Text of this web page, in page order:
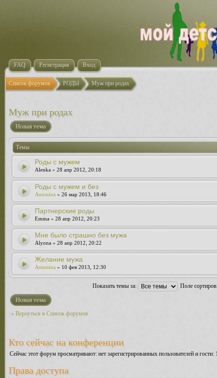
FAQ Регистрация Вход
Список форумов РОДЫ Муж при родах
Муж при родах
Новая тема
Темы
Роды с мужем
Alenka » 28 апр 2012, 20:18
Роды с мужем и без
Antonina » 26 мар 2013, 18:46
Партнерские роды
Emma » 28 апр 2012, 20:23
Мне было страшно без мужа
Alyona » 28 апр 2012, 20:22
Желание мужа
Antonina » 10 фев 2013, 12:30
Показать темы за: Поле
Новая тема
Вернуться в Список форумов
Кто сейчас на конференции
Сейчас этот форум просматривают: нет зарегистрированных пользователей и гости:
Права доступа